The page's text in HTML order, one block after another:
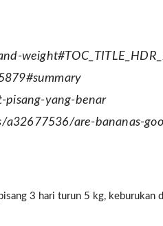
pisang-yang-benar
are-bananas-
3 hari turun 5 kg, keburukan